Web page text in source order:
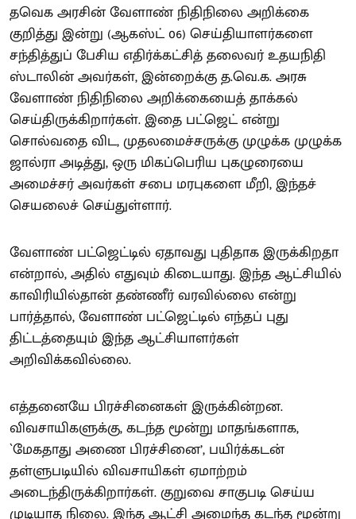
தவெக அரசின் வேளாண் நிதிநிலை அறிக்கை
குறித்து இன்று (ஆகஸ்ட் 06) செய்தியாளர்களை
சந்தித்துப் பேசிய எதிர்க்கட்சித் தலைவர் உதயநிதி
ஸ்டாலின் அவர்கள், இன்றைக்கு த.வெ.க. அரசு
வேளாண் நிதிநிலை அறிக்கையைத் தாக்கல்
செய்திருக்கிறார்கள். இதை பட்ஜெட் என்று
சொல்வதை விட, முதலமைச்சருக்கு முழுக்க முழுக்க
ஜால்ரா அடித்து, ஒரு மிகப்பெரிய புகழுரையை
அமைச்சர் அவர்கள் சபை மரபுகளை மீறி, இந்தச்
செயலைச் செய்துள்ளார்.
வேளாண் பட்ஜெட்டில் ஏதாவது புதிதாக இருக்கிறதா
என்றால், அதில் எதுவும் கிடையாது. இந்த ஆட்சியில்
காவிரியில்தான் தண்ணீர் வரவில்லை என்று
பார்த்தால், வேளாண் பட்ஜெட்டில் எந்தப் புது
திட்டத்தையும் இந்த ஆட்சியாளர்கள்
அறிவிக்கவில்லை.
எத்தனையே பிரச்சினைகள் இருக்கின்றன.
விவசாயிகளுக்கு, கடந்த மூன்று மாதங்களாக,
`மேகதாது அணை பிரச்சினை’, பயிர்க்கடன்
தள்ளுபடியில் விவசாயிகள் ஏமாற்றம்
அடைந்திருக்கிறார்கள். குறுவை சாகுபடி செய்ய